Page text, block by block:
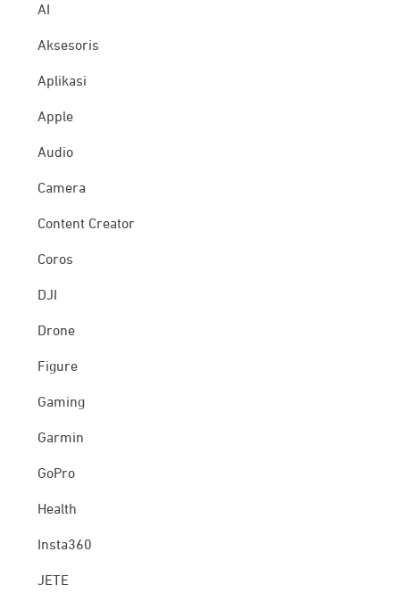
AI
Aksesoris
Aplikasi
Apple
Audio
Camera
Content Creator
Coros
DJI
Drone
Figure
Gaming
Garmin
GoPro
Health
Insta360
JETE